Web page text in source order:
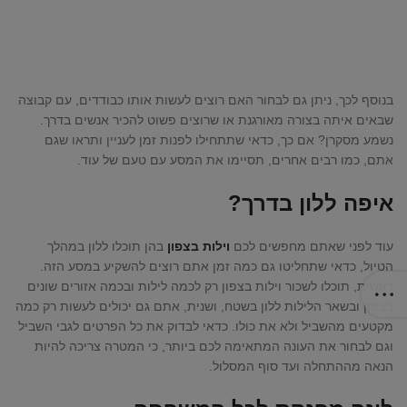
בנוסף לכך, ניתן גם לבחור האם רוצים לעשות אותו כבודדים, עם קבוצה
שבאים איתה בצורה מאורגנת או שרוצים פשוט להכיר אנשים בדרך.
נשמע מסקרן? אם כך, כדאי שתתחילו לפנות זמן לעניין ותראו שגם
אתם, כמו רבים אחרים, תסיימו את המסע עם טעם של עוד.
איפה ללון בדרך?
עוד לפני שאתם מחפשים לכם וילות בצפון בהן תוכלו ללון במהלך
הטיול, כדאי שתחליטו גם כמה זמן אתם רוצים להשקיע במסע הזה.
ראשית, תוכלו לשכור וילות בצפון רק לכמה לילות ובכמה אזורים שונים
בצפון ובשאר הלילות ללון בשטח, ושנית, אתם גם יכולים לעשות רק כמה
מקטעים מהשביל ולא את כולו. כדאי לבדוק את כל הפרטים לגבי השביל
וגם לבחור את העונה המתאימה לכם ביותר, כי המטרה צריכה להיות
הנאה מההתחלה ועד סוף המסלול.